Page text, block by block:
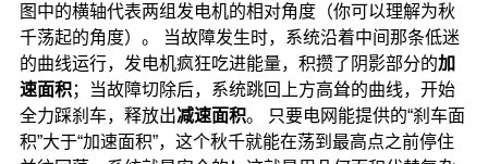
图中的横轴代表两组发电机的相对角度（你可以理解为秋
千荡起的角度）。 当故障发生时，系统沿着中间那条低迷
的曲线运行，发电机疯狂吃进能量，积攒了阴影部分的加
速面积；当故障切除后，系统跳回上方高耸的曲线，开始
全力踩刹车，释放出减速面积。 只要电网能提供的“刹车面
积”大于“加速面积”，这个秋千就能在荡到最高点之前停住